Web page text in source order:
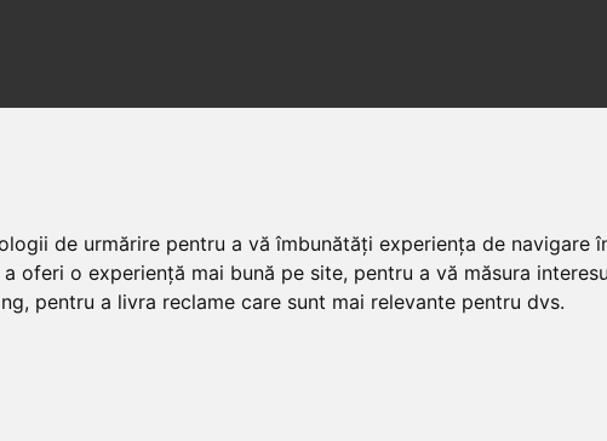
de urmărire pentru a vă îmbunătăți experiența de navigare
a oferi o experiență mai bună pe site, pentru a vă măsura
, pentru a livra reclame care sunt mai relevante pentru dvs.